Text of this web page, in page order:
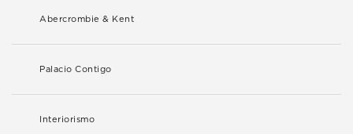
Abercrombie & Kent
Palacio Contigo
Interiorismo